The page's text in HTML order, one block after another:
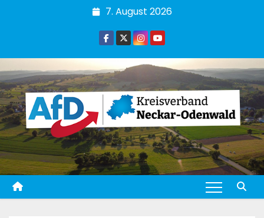
7. August 2026